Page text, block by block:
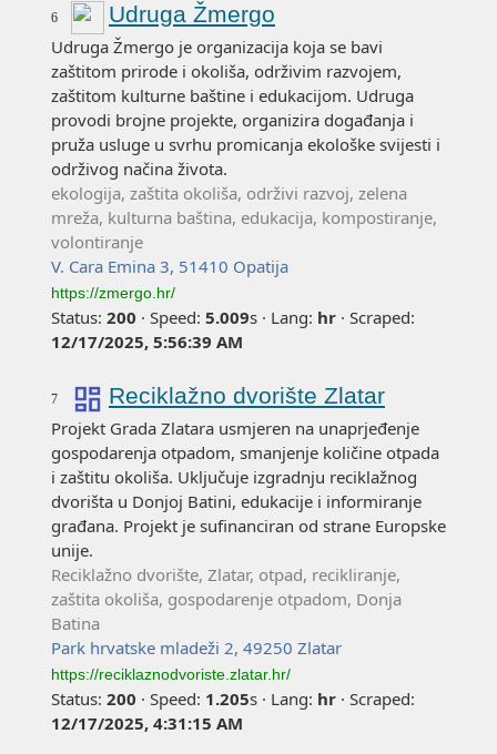
6 Udruga Žmergo
Udruga Žmergo je organizacija koja se bavi
zaštitom prirode i okoliša, održivim razvojem,
zaštitom kulturne baštine i edukacijom. Udruga
provodi brojne projekte, organizira događanja i
pruža usluge u svrhu promicanja ekološke svijesti i
održivog načina života.
ekologija, zaštita okoliša, održivi razvoj, zelena
mreža, kulturna baština, edukacija, kompostiranje,
volontiranje
V. Cara Emina 3, 51410 Opatija
https://zmergo.hr/
Status: 200 · Speed: 5.009s · Lang: hr · Scraped:
12/17/2025, 5:56:39 AM
7 Reciklažno dvorište Zlatar
Projekt Grada Zlatara usmjeren na unaprjeđenje
gospodarenja otpadom, smanjenje količine otpada
i zaštitu okoliša. Uključuje izgradnju reciklažnog
dvorišta u Donjoj Batini, edukacije i informiranje
građana. Projekt je sufinanciran od strane Europske
unije.
Reciklažno dvorište, Zlatar, otpad, recikliranje,
zaštita okoliša, gospodarenje otpadom, Donja
Batina
Park hrvatske mladeži 2, 49250 Zlatar
https://reciklaznodvoriste.zlatar.hr/
Status: 200 · Speed: 1.205s · Lang: hr · Scraped:
12/17/2025, 4:31:15 AM